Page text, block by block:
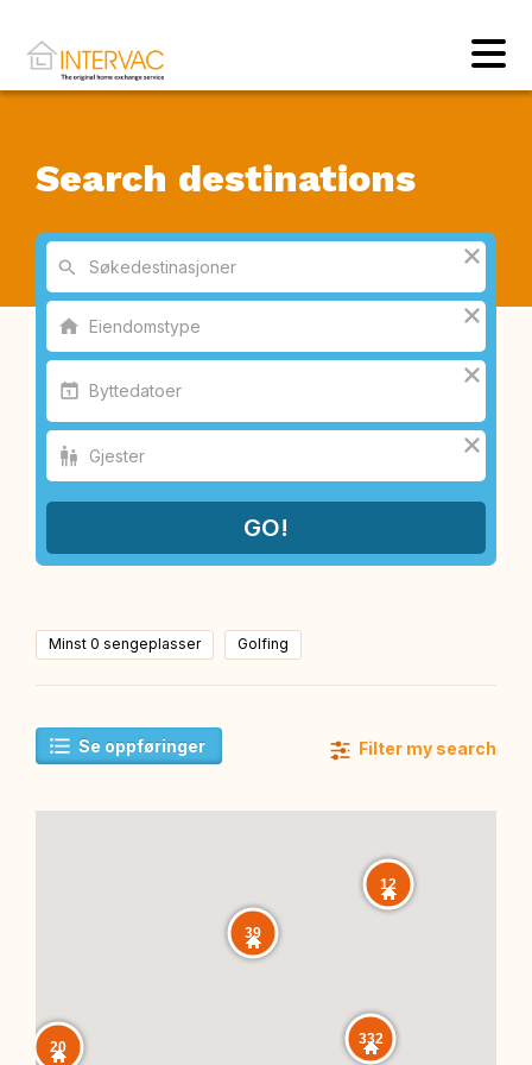
Search destinations
Minst 0 sengeplasser Golfing
Se oppføringer Filter my search
332
20
39
12